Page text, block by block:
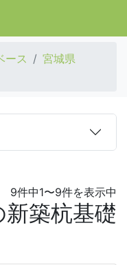
ース
宮城県
9件中1〜9件を表示中
築杭基礎